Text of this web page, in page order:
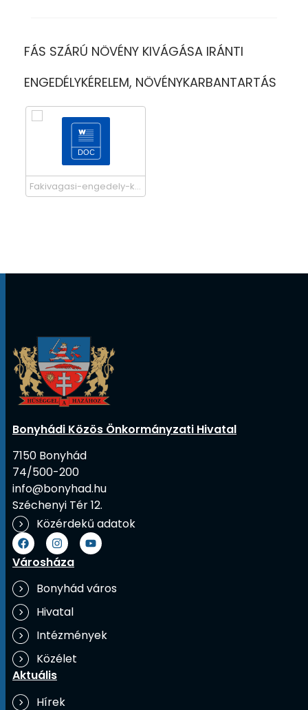
FÁS SZÁRÚ NÖVÉNY KIVÁGÁSA IRÁNTI
ENGEDÉLYKÉRELEM, NÖVÉNYKARBANTARTÁS
Fakivagasi-engedely-kerelemhez-adatlap
Bonyhádi Közös Önkormányzati Hivatal
7150 Bonyhád
74/500-200
info@bonyhad.hu
Széchenyi Tér 12.
Közérdekű adatok
Városháza
Bonyhád város
Hivatal
Intézmények
Közélet
Aktuális
Hírek